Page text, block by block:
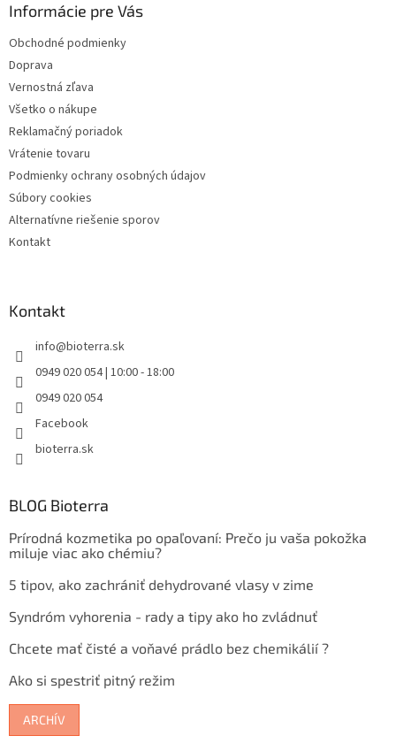
Informácie pre Vás
Obchodné podmienky
Doprava
Vernostná zľava
Všetko o nákupe
Reklamačný poriadok
Vrátenie tovaru
Podmienky ochrany osobných údajov
Súbory cookies
Alternatívne riešenie sporov
Kontakt
Kontakt
info@bioterra.sk
0949 020 054 | 10:00 - 18:00
0949 020 054
Facebook
bioterra.sk
BLOG Bioterra
Prírodná kozmetika po opaľovaní: Prečo ju vaša pokožka
miluje viac ako chémiu?
5 tipov, ako zachrániť dehydrované vlasy v zime
Syndróm vyhorenia - rady a tipy ako ho zvládnuť
Chcete mať čisté a voňavé prádlo bez chemikálií ?
Ako si spestriť pitný režim
ARCHÍV